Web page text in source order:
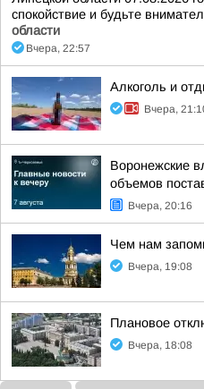
спокойствие и будьте
области
Вчера, 22:57
Алкоголь и
Вчера,
Воронежские
объемов
Вчера, 20:16
Чем нам
Вчера, 19:08
Плановое
Вчера, 18:08